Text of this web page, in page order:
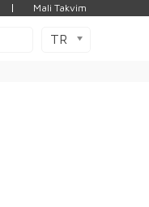
Mali Takvim
TR